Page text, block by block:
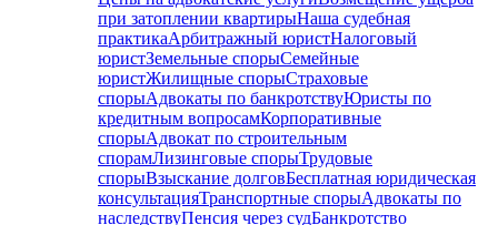
при затоплении квартирыНаша судебная
практикаАрбитражный юристНалоговый
юристЗемельные спорыСемейные
юристЖилищные спорыСтраховые
спорыАдвокаты по банкротствуЮристы по
кредитным вопросамКорпоративные
спорыАдвокат по строительным
спорамЛизинговые спорыТрудовые
спорыВзыскание долговБесплатная юридическая
консультацияТранспортные спорыАдвокаты по
наследствуПенсия через судБанкротство